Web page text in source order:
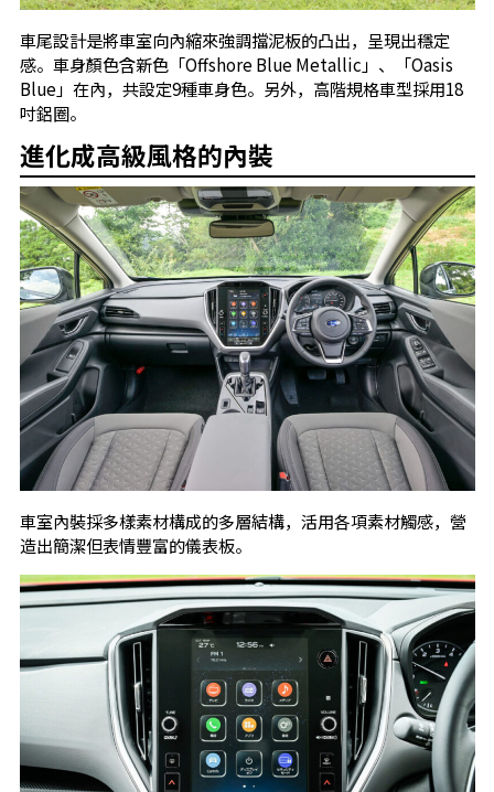
車尾設計是將車室向內縮來強調擋泥板的凸出，呈現出穩定
感。車身顏色含新色「Offshore Blue Metallic」、「Oasis
Blue」在內，共設定9種車身色。另外，高階規格車型採用18
吋鋁圈。
進化成高級風格的內裝
車室內裝採多樣素材構成的多層結構，活用各項素材觸感，營
造出簡潔但表情豐富的儀表板。